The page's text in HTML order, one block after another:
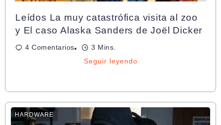
Leídos La muy catastrófica visita al zoo
y El caso Alaska Sanders de Joël Dicker
4 Comentarios 3 Mins.
Seguir leyendo
HARDWARE